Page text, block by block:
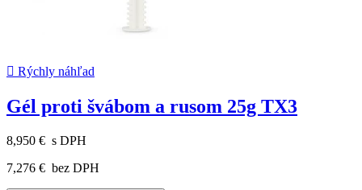
 Rýchly náhľad
Gél proti švábom a rusom 25g TX3
8,950 € s DPH
7,276 € bez DPH